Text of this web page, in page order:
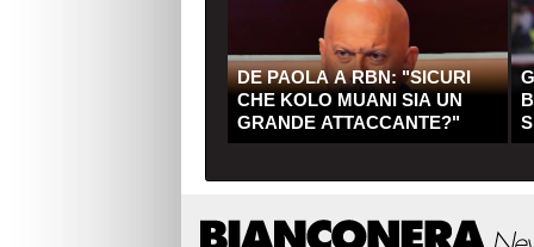
DE PAOLA A RBN: "SICURI
CHE KOLO MUANI SIA UN
GRANDE ATTACCANTE?"